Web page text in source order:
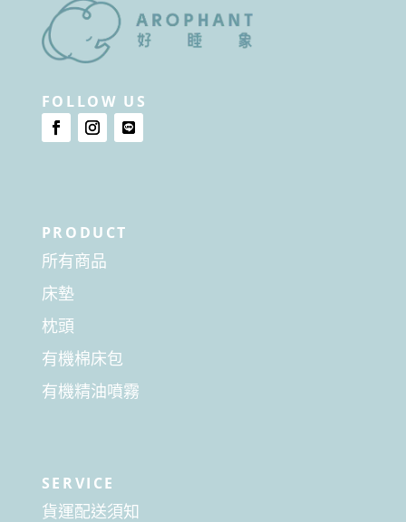
FOLLOW US
PRODUCT
所有商品
床墊
枕頭
有機棉床包
有機精油噴霧
SERVICE
貨運配送須知